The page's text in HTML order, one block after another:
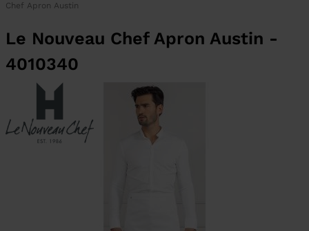
Chef Apron Austin
Le Nouveau Chef Apron Austin -
4010340